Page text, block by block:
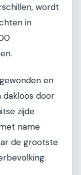
wordt
in
en
door
zijde
name
de grootste